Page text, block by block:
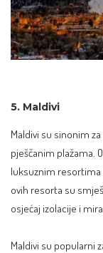
5. Maldivi
Maldivi su sinonim
pješčanim plažama.
luksuznim resortima
ovih resorta su
osjećaj izolacije i mira
Maldivi su popularni